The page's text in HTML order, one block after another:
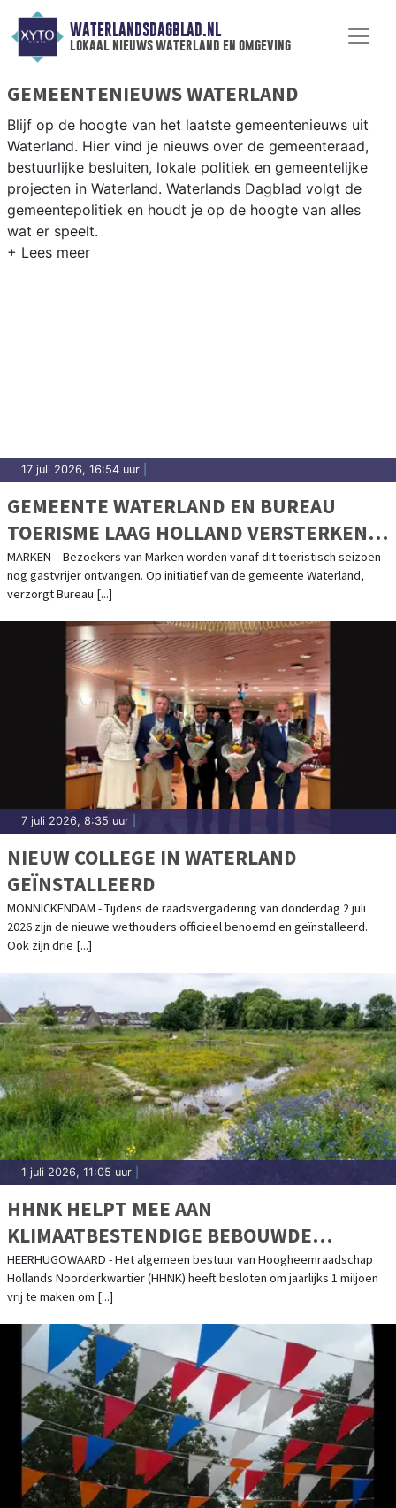
WATERLANDSDAGBLAD.NL
lokaal nieuws waterland en omgeving
GEMEENTENIEUWS WATERLAND
Blijf op de hoogte van het laatste gemeentenieuws uit
Waterland. Hier vind je nieuws over de gemeenteraad,
bestuurlijke besluiten, lokale politiek en gemeentelijke
projecten in Waterland. Waterlands Dagblad volgt de
gemeentepolitiek en houdt je op de hoogte van alles
wat er speelt.
17 juli 2026, 16:54 uur
GEMEENTE WATERLAND EN BUREAU
TOERISME LAAG HOLLAND VERSTERKEN
ONTVANGST VAN BEZOEKERS OP MARKEN
MARKEN – Bezoekers van Marken worden vanaf dit toeristisch seizoen
nog gastvrijer ontvangen. Op initiatief van de gemeente Waterland,
verzorgt Bureau [...]
7 juli 2026, 8:35 uur
NIEUW COLLEGE IN WATERLAND
GEÏNSTALLEERD
MONNICKENDAM - Tijdens de raadsvergadering van donderdag 2 juli
2026 zijn de nieuwe wethouders officieel benoemd en geïnstalleerd.
Ook zijn drie [...]
1 juli 2026, 11:05 uur
HHNK HELPT MEE AAN
KLIMAATBESTENDIGE BEBOUWDE
OMGEVING
HEERHUGOWAARD - Het algemeen bestuur van Hoogheemraadschap
Hollands Noorderkwartier (HHNK) heeft besloten om jaarlijks 1 miljoen
vrij te maken om [...]